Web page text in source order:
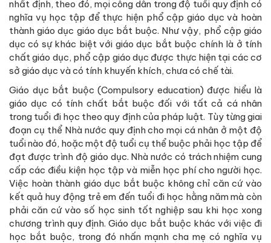
nhất định, theo đó, mọi công dân trong độ tuổi quy định có
nghĩa vụ học tập để thực hiện phổ cập giáo dục và hoàn
thành giáo dục giáo dục bắt buộc. Như vậy, phổ cập giáo
dục có sự khác biệt với giáo dục bắt buộc chính là ở tính
chất giáo dục, phổ cập giáo dục được thực hiện tại các cơ
sở giáo dục và có tính khuyến khích, chưa có chế tài.
Giáo dục bắt buộc (Compulsory education) được hiểu là
giáo dục có tính chất bắt buộc đối với tất cả cá nhân
trong tuổi đi học theo quy định của pháp luật. Tùy từng giai
đoạn cụ thể Nhà nước quy định cho mọi cá nhân ở một độ
tuổi nào đó, hoặc một độ tuổi cụ thể buộc phải học tập để
đạt được trình độ giáo dục. Nhà nước có trách nhiệm cung
cấp các điều kiện học tập và miễn học phí cho người học.
Việc hoàn thành giáo dục bắt buộc không chỉ căn cứ vào
kết quả huy động trẻ em đến tuổi đi học hằng năm mà còn
phải căn cứ vào số học sinh tốt nghiệp sau khi học xong
chương trình quy định. Giáo dục bắt buộc khác với việc đi
học bắt buộc, trong đó nhấn mạnh cha mẹ có nghĩa vụ